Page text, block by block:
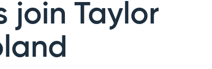
join Taylor